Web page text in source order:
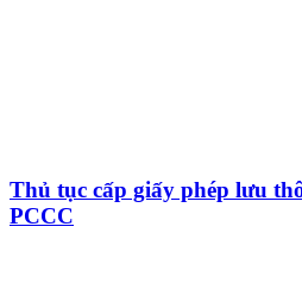
Thủ tục cấp giấy phép lưu
PCCC